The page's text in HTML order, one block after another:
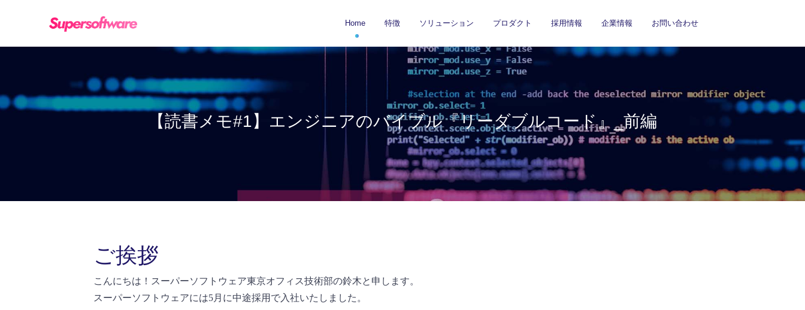
Home 特徴 ソリューション プロダクト 採用情報 企業情報 お問い合わせ
【読書メモ#1】エンジニアのバイブル『リーダブルコード』_前編
ご挨拶
こんにちは！スーパーソフトウェア東京オフィス技術部の鈴木と申します。
スーパーソフトウェアには5月に中途採用で入社いたしました。